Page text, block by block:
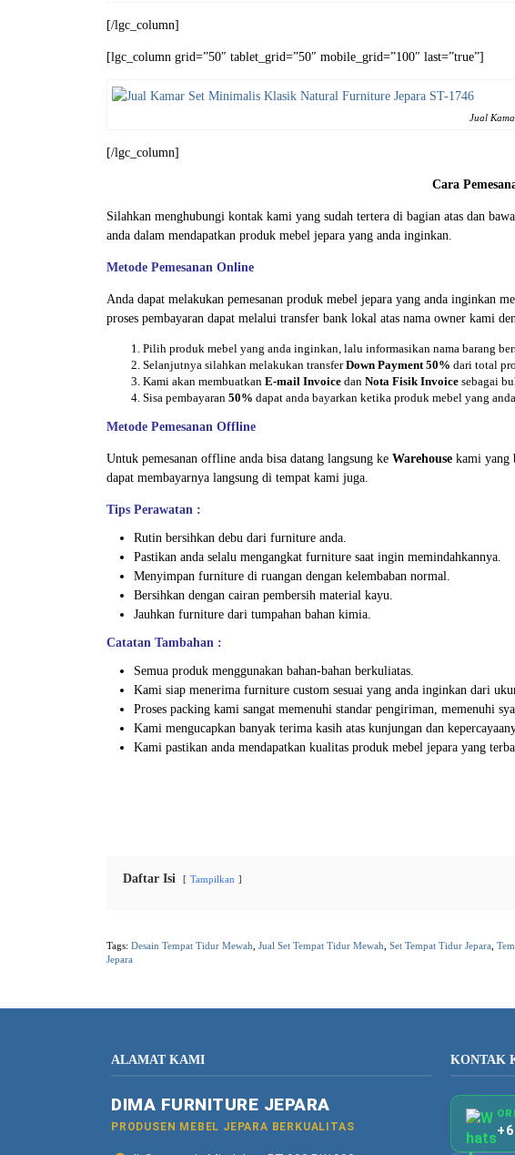
[/lgc_column]
[lgc_column grid=”50″ tablet_grid=”50″ mobile_grid=”100″ last=”true”]
Jual
[/lgc_column]
Cara
Silahkan menghubungi kontak kami yang sudah tertera di bagian atas dan
anda dalam mendapatkan produk mebel jepara yang anda inginkan.
Metode Pemesanan Online
Anda dapat melakukan pemesanan produk mebel jepara yang anda inginkan
proses pembayaran dapat melalui transfer bank lokal atas nama owner kami
Pilih produk mebel yang anda inginkan, lalu informasikan nama barang
Selanjutnya silahkan melakukan transferDown Payment 50% dari total
Kami akan membuatkan E-mail Invoice dan Nota Fisik Invoice sebagai
Sisa pembayaran 50% dapat anda bayarkan ketika produk mebel yang
Metode Pemesanan Offline
Untuk pemesanan offline anda bisa datang langsung ke Warehouse kami yang
dapat membayarnya langsung di tempat kami juga.
Tips Perawatan :
Rutin bersihkan debu dari furniture anda.
Pastikan anda selalu mengangkat furniture saat ingin memindahkannya.
Menyimpan furniture di ruangan dengan kelembaban normal.
Bersihkan dengan cairan pembersih material kayu.
Jauhkan furniture dari tumpahan bahan kimia.
Catatan Tambahan :
Semua produk menggunakan bahan-bahan berkuliatas.
Kami siap menerima furniture custom sesuai yang anda inginkan dari
Proses packing kami sangat memenuhi standar pengiriman, memenuhi
Kami mengucapkan banyak terima kasih atas kunjungan dan
Kami pastikan anda mendapatkan kualitas produk mebel jepara yang
Daftar Isi Tampilkan
Tags: Desain Tempat Tidur Mewah Jual Set Tempat Tidur Mewah Set Tempat Tidur Jepara
Jepara
ALAMAT KAMI
DIMA FURNITURE JEPARA
PRODUSEN MEBEL JEPARA BERKUALITAS
KONTAK